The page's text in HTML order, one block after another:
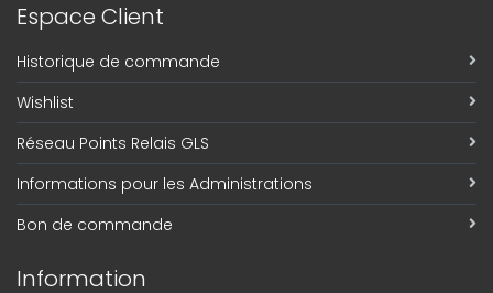
Espace Client
Historique de commande
Wishlist
Réseau Points Relais GLS
Informations pour les Administrations
Bon de commande
Information